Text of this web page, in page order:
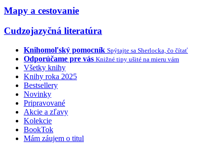
Mapy a cestovanie
Cudzojazyčná literatúra
Knihomoľský pomocník Spýtajte sa Sherlocka, čo čítať
Odporúčame pre vás Knižné tipy ušité na mieru vám
Všetky knihy
Knihy roka 2025
Bestsellery
Novinky
Pripravované
Akcie a zľavy
Kolekcie
BookTok
Mám záujem o titul